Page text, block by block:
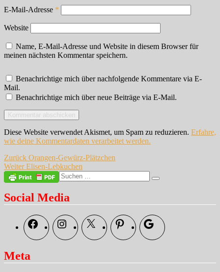
E-Mail-Adresse *
Website
Name, E-Mail-Adresse und Website in diesem Browser für
meinen nächsten Kommentar speichern.
Benachrichtige mich über nachfolgende Kommentare via E-
Mail.
Benachrichtige mich über neue Beiträge via E-Mail.
Diese Website verwendet Akismet, um Spam zu reduzieren. Erfahre,
wie deine Kommentardaten verarbeitet werden.
Beitragsnavigation
Zurück Vorheriger
Beitrag:
Orangen-Gewürz-Plätzchen
Weiter Nächster
Beitrag:
Elisen-Lebkuchen
Suche
nach:
Suchen
Social Media
FacebookInstagramX Pinterest Google
Meta